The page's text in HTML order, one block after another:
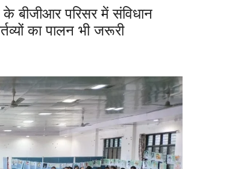
बीजीआर परिसर में संविधान
का पालन भी जरूरी